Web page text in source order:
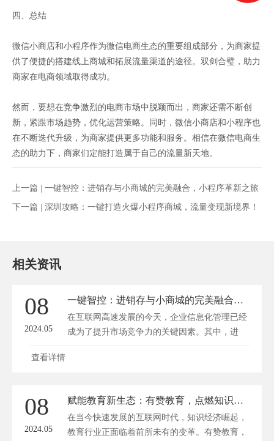
四、总结
微信小商店和小程序作为微信电商生态的重要组成部分，为商家提
供了便捷的搭建线上商城和拓展流量渠道的途径。双剑合璧，助力
商家在电商领域取得成功。
然而，要想在竞争激烈的电商市场中脱颖而出，商家还需不断创
新，紧跟市场趋势，优化运营策略。同时，微信小商店和小程序也
在不断迭代升级，为商家提供更多功能和服务。相信在微信电商生
态的助力下，商家们定能打造属于自己的流量新天地。
上一篇 | 一键智控：进销存与小商城的完美融合，小程序革新之旅
下一篇 | 深圳攻略：一键打造火爆小程序商城，流量变现新境界！
相关资讯
08
2024.05
一键智控：进销存与小商城的完美融合，小程序革新之旅
在互联网高速发展的今天，企业信息化管理已经
成为了提升市场竞争力的关键因素。其中，进
销...
查看详情
08
2024.05
赋能教育新生态：有赞教育，点燃知识变现的火花
在当今快速发展的互联网时代，知识经济崛起，
教育行业正面临着前所未有的变革。有赞教育，